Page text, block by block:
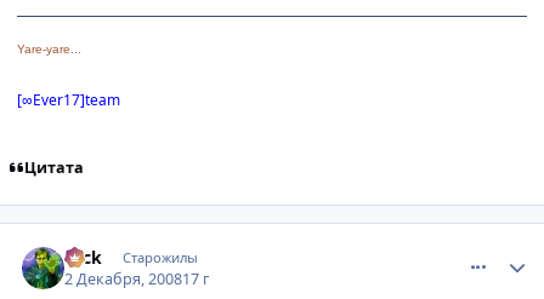
Yare-yare...
[∞Ever17]team
Цитата
Nick Старожилы
2 Декабря, 200817 г